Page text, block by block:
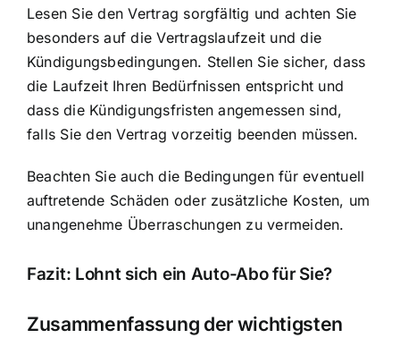
Lesen Sie den Vertrag sorgfältig und achten Sie
besonders auf die Vertragslaufzeit und die
Kündigungsbedingungen. Stellen Sie sicher, dass
die Laufzeit Ihren Bedürfnissen entspricht und
dass die Kündigungsfristen angemessen sind,
falls Sie den Vertrag vorzeitig beenden müssen.
Beachten Sie auch die Bedingungen für eventuell
auftretende Schäden oder zusätzliche Kosten, um
unangenehme Überraschungen zu vermeiden.
Fazit: Lohnt sich ein Auto-Abo für Sie?
Zusammenfassung der wichtigsten